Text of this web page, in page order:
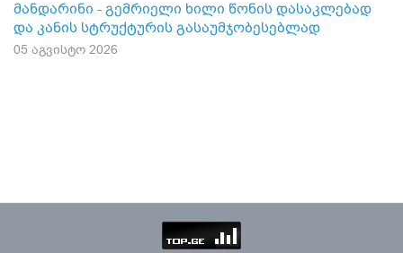
მანდარინი - გემრიელი ხილი წონის დასაკლებად
და კანის სტრუქტურის გასაუმჯობესებლად
05 აგვისტო 2026